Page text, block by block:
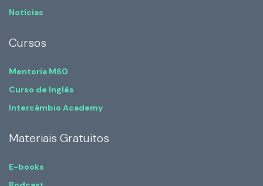
Notícias
Cursos
Mentoria M60
Curso de Inglês
Intercâmbio Academy
Materiais Gratuitos
E-books